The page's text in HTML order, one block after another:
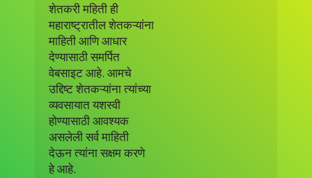
शेतकरी महिती ही
महाराष्ट्रातील शेतकऱ्यांना
माहिती आणि आधार
देण्यासाठी समर्पित
वेबसाइट आहे. आमचे
उद्दिष्ट शेतकऱ्यांना त्यांच्या
व्यवसायात यशस्वी
होण्यासाठी आवश्यक
असलेली सर्व माहिती
देऊन त्यांना सक्षम करणे
हे आहे.